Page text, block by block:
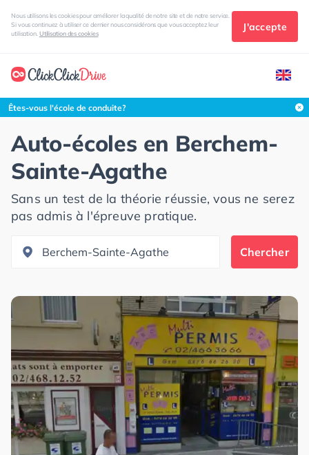
Nous utilisons les cookies pour améliorer la qualité de notre site et de notre service.
Si vous continuez à utiliser ce dernier nous considérons que vous acceptez leur
utilisation. Utilisation des cookies
J'accepte
Êtes-vous l'école de conduite?
Auto-écoles en Berchem-
Sainte-Agathe
Sans un test de la théorie réussie, vous ne serez
pas admis à l'épreuve pratique.
Chercher